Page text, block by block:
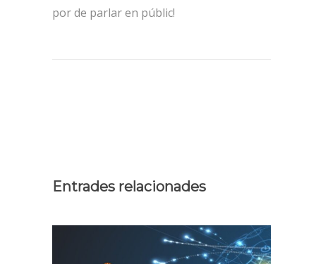
por de parlar en públic!
Entrades relacionades